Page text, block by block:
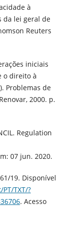
à
da lei geral de
Reuters
iniciais
o direito à
Problemas de
2000. p.
Regulation
07 jun. 2020.
19. Disponível
TXT/?
. Acesso